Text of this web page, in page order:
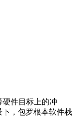
件目标上的冲
，包罗根本软件栈